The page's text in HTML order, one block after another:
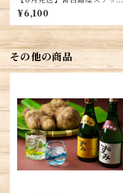
パイン4～6玉（4㎏）(税込・
送料込）
¥6,100
その他の商品